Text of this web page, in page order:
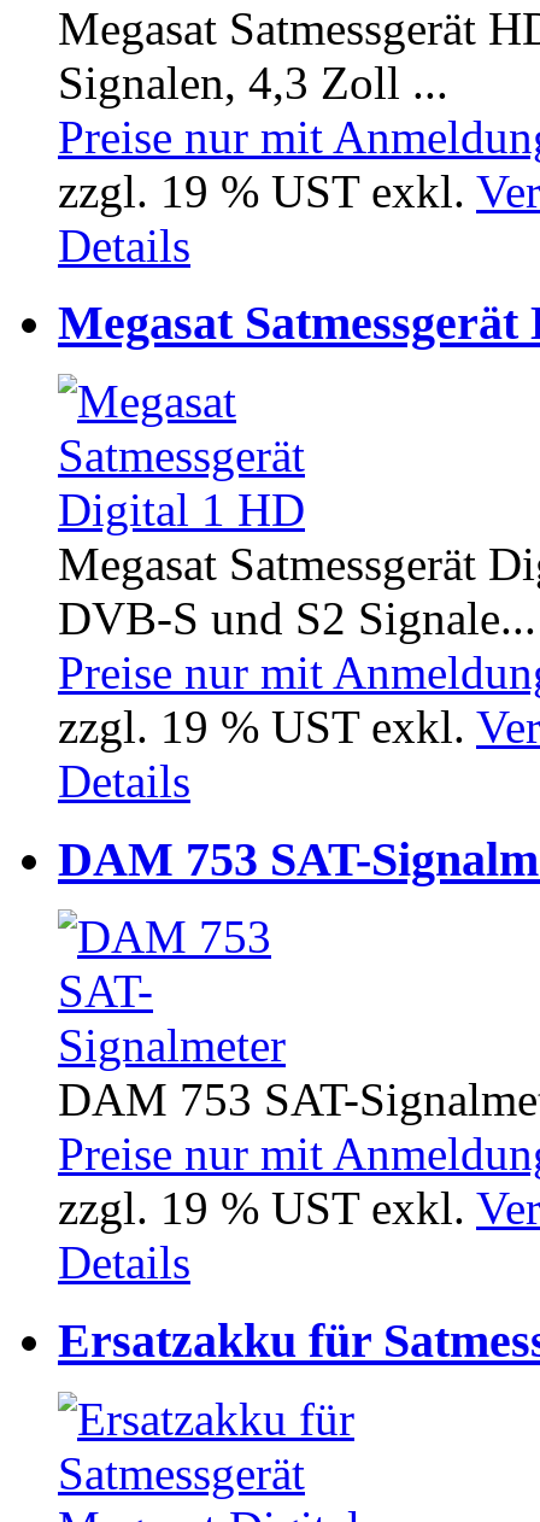
Megasat Satmessgerät
Signalen, 4,3 Zoll ...
Preise nur mit
zzgl. 19 % UST exkl.
Details
Megasat
Megasat Satmessgerät
DVB-S und S2 Signale...
Preise nur mit
zzgl. 19 % UST exkl.
Details
DAM 753 SAT-
DAM 753 SAT-
Preise nur mit
zzgl. 19 % UST exkl.
Details
Ersatzakku für